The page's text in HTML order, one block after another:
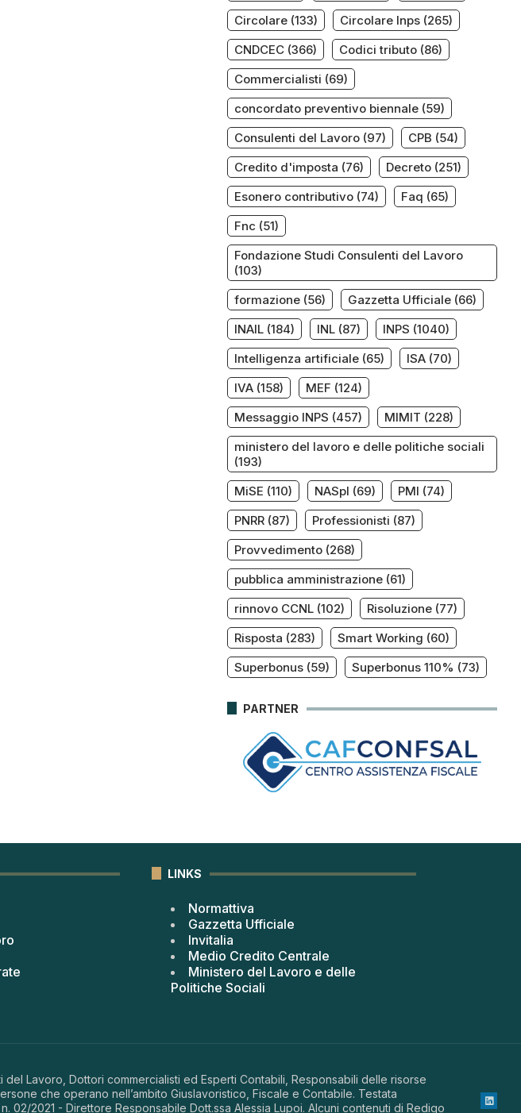
Circolare(133) Circolare Inps(265)
CNDCEC(366) Codici tributo(86)
Commercialisti (69)
concordato preventivo biennale(59)
Consulenti del Lavoro(97) CPB (54)
Credito d'imposta (76) Decreto(251)
Esonero contributivo(74) Faq (65)
Fnc (51)
Fondazione Studi Consulenti del Lavoro
(103)
formazione(56) Gazzetta Ufficiale(66)
INAIL(184) INL(87) INPS (1040)
Intelligenza artificiale(65) ISA(70)
IVA(158) MEF (124)
Messaggio INPS (457) MIMIT (228)
ministero del lavoro e delle politiche sociali
(193)
MiSE (110) NASpI (69) PMI (74)
PNRR(87) Professionisti (87)
Provvedimento(268)
pubblica amministrazione(61)
rinnovo CCNL(102) Risoluzione(77)
Risposta (283) Smart Working (60)
Superbonus(59) Superbonus 110% (73)
PARTNER
LINKS
Normattiva
Gazzetta Ufficiale
Invitalia
Medio Credito Centrale
Ministero del Lavoro e delle
Politiche Sociali
Lavoro, Dottori commercialisti ed Esperti Contabili, Responsabili delle risorse
che operano nell’ambito Giuslavoristico, Fiscale e Contabile. Testata
02/2021 - Direttore Responsabile Dott.ssa Alessia Lupoi. Alcuni contenuti di Redigo